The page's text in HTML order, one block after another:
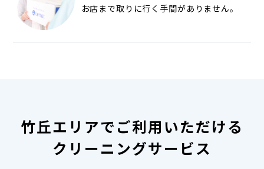
お店まで取りに行く手間がありません。
竹丘エリアでご利用いただける
クリーニングサービス